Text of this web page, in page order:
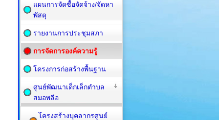
แผนการจัดซื้อ​จัดจ้าง/จัดหา
พัสดุ
รายงานการประชุมสภา
การจัดการองค์ความรู้
โครงการก่อสร้างพื้นฐาน
ศูนย์พัฒนาเด็กเล็กตำบล
สมอพลือ
โครงสร้างบุคลากรศูนย์